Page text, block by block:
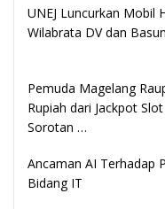
UNEJ Luncurkan Mobil
Wilabrata DV dan
Pemuda Magelang
Rupiah dari Jackpot
Sorotan …
Ancaman AI Terhadap
Bidang IT